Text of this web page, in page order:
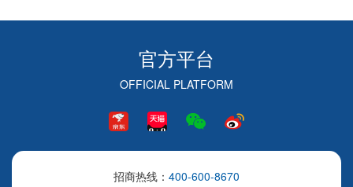
官方平台
OFFICIAL PLATFORM
招商热线： 400-600-8670